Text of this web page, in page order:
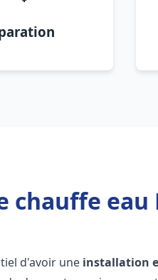
eau
d'avoir une installation